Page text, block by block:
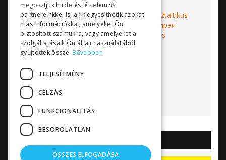
Címkék: Albin tömlős szivattyú
perisztaltikus
szivattyú
Albin Pump tömlőszivattyú
ipari
szivattyú
önfelszívó szivattyú
vízkezelés
szennyvízkezelés
bányászat
vegyipar
élelmiszeripar
Bővebben...
megosztjuk hirdetési és elemző
partnereinkkel is, akik egyesíthetik azokat
más információkkal, amelyeket Ön
biztosított számukra, vagy amelyeket a
szolgáltatásaik Ön általi használatából
gyűjtöttek össze. Bővebben
TELJESÍTMÉNY
CÉLZÁS
FUNKCIONALITÁS
BESOROLATLAN
ÖSSZES ELFOGADÁSA